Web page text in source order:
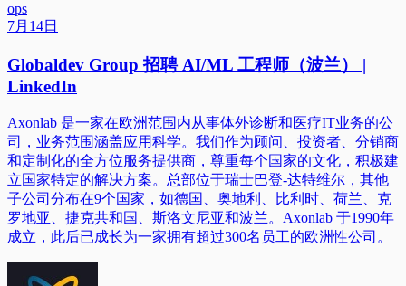
ops
7月14日
Globaldev Group 招聘 AI/ML 工程师（波兰） |
LinkedIn
Axonlab 是一家在欧洲范围内从事体外诊断和医疗IT业务的公
司，业务范围涵盖应用科学。我们作为顾问、投资者、分销商
和定制化的全方位服务提供商，尊重每个国家的文化，积极建
立国家特定的解决方案。总部位于瑞士巴登-达特维尔，其他
子公司分布在9个国家，如德国、奥地利、比利时、荷兰、克
罗地亚、捷克共和国、斯洛文尼亚和波兰。Axonlab 于1990年
成立，此后已成长为一家拥有超过300名员工的欧洲性公司。